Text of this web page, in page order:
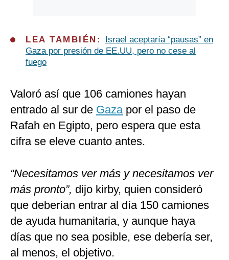
LEA TAMBIÉN:
Israel aceptaría “pausas” en
Gaza por presión de EE.UU, pero no cese al
fuego
Valoró así que 106 camiones hayan
entrado al sur de Gazapor el paso de
Rafah en Egipto, pero espera que esta
cifra se eleve cuanto antes.
“Necesitamos ver más y necesitamos ver
más pronto”, dijo kirby, quien consideró
que deberían entrar al día 150 camiones
de ayuda humanitaria, y aunque haya
días que no sea posible, ese debería ser,
al menos, el objetivo.